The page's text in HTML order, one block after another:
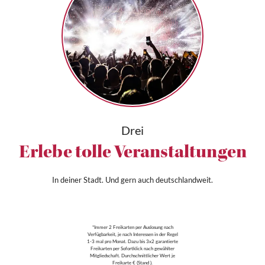
Drei
Erlebe tolle Veranstaltungen
In deiner Stadt. Und gern auch deutschlandweit.
*Immer 2 Freikarten per Auslosung nach
Verfügbarkeit, je nach Interessen in der Regel
1-3 mal pro Monat. Dazu bis 3x2 garantierte
Freikarten per Sofortklick nach gewählter
Mitgliedschaft. Durchschnittlicher Wert je
Freikarte € (Stand ).